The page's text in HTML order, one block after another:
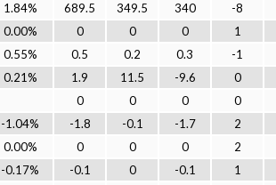
1.84% 689.5 349.5 340
-8
0.00% 0 0 0
1
0.55% 0.5 0.2 0.3
-1
0.21% 1.9 11.5 -9.6
0
0 0 0
0
-1.04% -1.8 -0.1 -1.7
2
0.00% 0 0 0
2
-0.17% -0.1 0 -0.1
1